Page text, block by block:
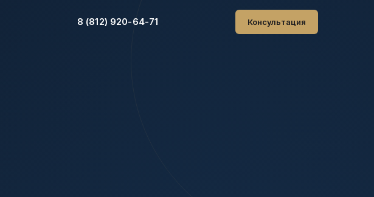
8 (812) 920-64-71 Консультация